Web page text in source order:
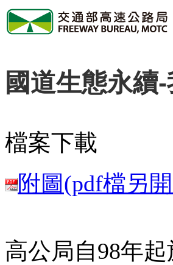
國道生態永續
檔案下載
附圖(pdf檔另
高公局自98年